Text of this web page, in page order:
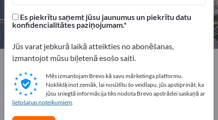
Izplatītāji
1
Exportpages Mašīnas un iekārtas
Reklāmējieties bez maksas
Exportpages!
Pieprasījumi – Piedāvājumi – Lietotas preces – Biznesa
Es piekrītu saņemt jūsu jaunumus un piekrītu datu
konfidencialitātes paziņojumam.
Jūs varat jebkurā laikā atteikties no abonēšanas,
izmantojot mūsu biļetenā esošo saiti.
Mēs izmantojam Brevo kā savu mārketinga platformu.
Noklikšķinot zemāk, lai nosūtītu šo veidlapu, jūs apstiprināt, ka
jūsu sniegtā informācija tiks nodota Brevo apstrādei saskaņā ar
lietošanas noteikumiem.